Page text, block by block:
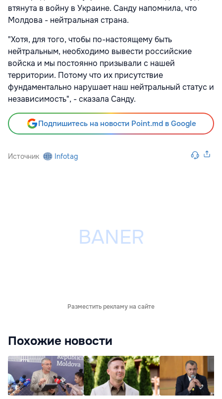
втянута в войну в Украине. Санду напомнила, что
Молдова - нейтральная страна.
"Хотя, для того, чтобы по-настоящему быть
нейтральным, необходимо вывести российские
войска и мы постоянно призывали с нашей
территории. Потому что их присутствие
фундаментально нарушает наш нейтральный статус и
независимость", - сказала Санду.
Подпишитесь на новости Point.md в Google
Источник Infotag
Разместить рекламу на сайте
Похожие новости